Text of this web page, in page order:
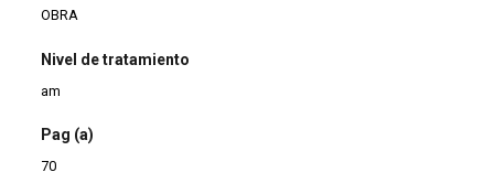
OBRA
Nivel de tratamiento
am
Pag (a)
70